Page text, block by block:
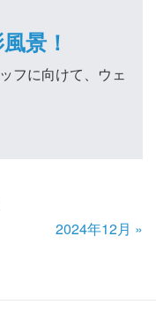
景！
フに向けて、ウェ
2024年12月 »